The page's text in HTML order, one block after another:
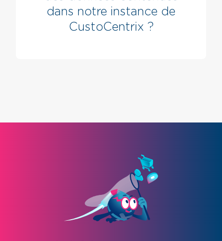
dans notre instance de
CustoCentrix ?